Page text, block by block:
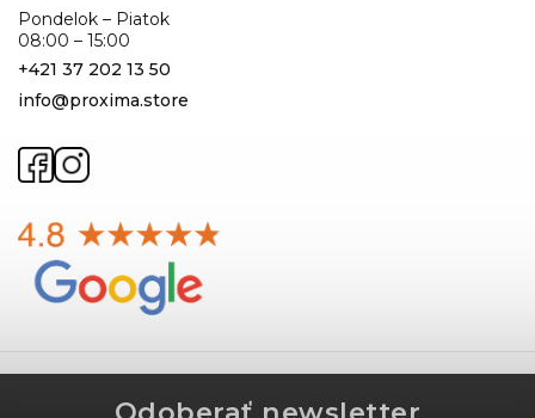
Pondelok – Piatok
08:00 – 15:00
+421 37 202 13 50
info@proxima.store